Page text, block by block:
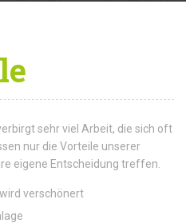
sehr viel Arbeit, die sich oft
nur die Vorteile unserer
eigene Entscheidung treffen.
verschönert